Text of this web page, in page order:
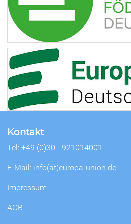
Kontakt
Tel: +49 (0)30 - 921014001
E-Mail: info(at)europa-union.de
Impressum
AGB